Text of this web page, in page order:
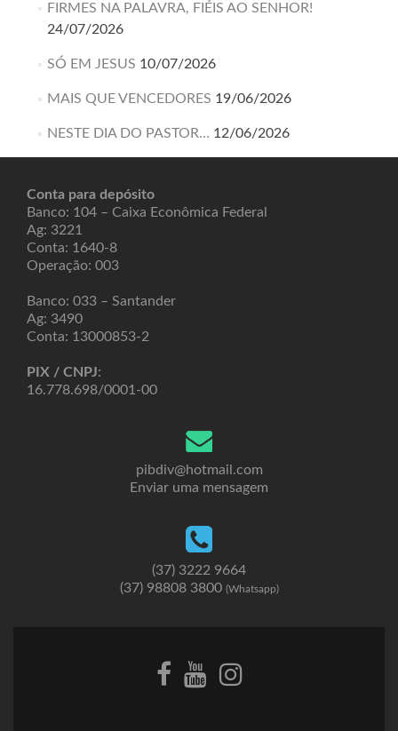
FIRMES NA PALAVRA, FIÉIS AO SENHOR!
24/07/2026
SÓ EM JESUS 10/07/2026
MAIS QUE VENCEDORES 19/06/2026
NESTE DIA DO PASTOR… 12/06/2026
Conta para depósito
Banco: 104 – Caixa Econômica Federal
Ag: 3221
Conta: 1640-8
Operação: 003
Banco: 033 – Santander
Ag: 3490
Conta: 13000853-2
PIX / CNPJ:
16.778.698/0001-00
pibdiv@hotmail.com
Enviar uma mensagem
(37) 3222 9664
(37) 98808 3800 (Whatsapp)